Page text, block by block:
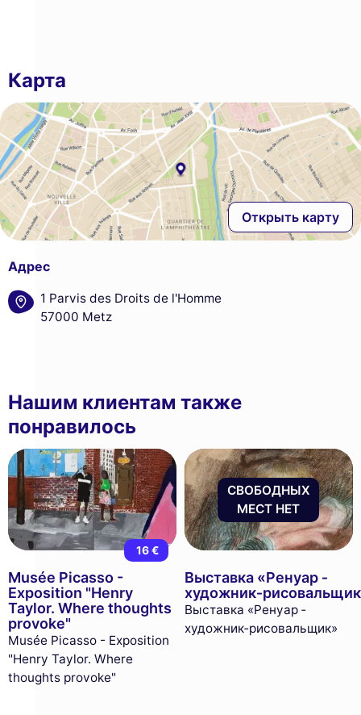
Карта
Открыть карту
Адрес
1 Parvis des Droits de l'Homme
57000 Metz
Нашим клиентам также
понравилось
16 €
Musée Picasso -
Exposition "Henry
Taylor. Where thoughts
provoke"
Musée Picasso - Exposition
"Henry Taylor. Where
thoughts provoke"
СВОБОДНЫХ
МЕСТ НЕТ
Выставка «Ренуар ­
Выставка «Ренуар ­
художник‑рисовальщик»